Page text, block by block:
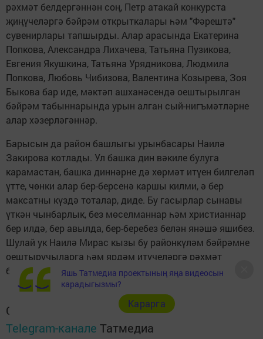
рәхмәт белдергәннән соң, Петр атакай конкурста
җиңүчеләргә бәйрәм открыткалары һәм "Фәрештә"
сувенирлары тапшырды. Алар арасында Екатерина
Попкова, Александра Лихачева, Татьяна Пузикова,
Евгения Якушкина, Татьяна Урядникова, Людмила
Попкова, Любовь Чибизова, Валентина Козырева, Зоя
Быкова бар иде, мәктәп ашханәсендә оештырылган
бәйрәм табыннарында урын алган сый-нигъмәтләрне
алар хәзерләгәннәр.
Барысын да район башлыгы урынбасары Наилә
Закирова котлады. Ул башка дин вәкиле булуга
карамастан, башка диннәрне дә хөрмәт итүен билгеләп
үтте, чөнки алар бер-берсенә каршы килми, ә бер
максатны күздә тоталар, диде. Бу гасырлар сынавы
үткән чынбарлык, без мөселманнар һәм христианнар
бер илдә, бер авылда, бер-беребез белән янәшә яшибез.
Шулай ук Наилә Мирас кызы бу районкүләм бәйрәмне
оештыручыларга һәм ярдәм итүчеләргә рәхмәт
белдерде.
Следите за самым важным и интересным в
Telegram-канале Татмедиа
Яшь Татмедиа проектының яңа видеосын
карадыгызмы?
Карарга